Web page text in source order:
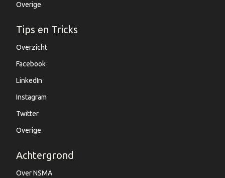
Overige
Tips en Tricks
Overzicht
Facebook
LinkedIn
Instagram
Twitter
Overige
Achtergrond
Over NSMA